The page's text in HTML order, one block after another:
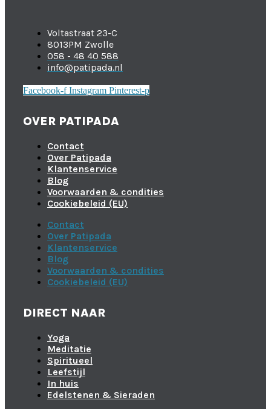
Voltastraat 23-C
8013PM Zwolle
058 - 48 40 588
info@patipada.nl
Facebook-f Instagram Pinterest-p
OVER PATIPADA
Contact
Over Patipada
Klantenservice
Blog
Voorwaarden & condities
Cookiebeleid (EU)
Contact
Over Patipada
Klantenservice
Blog
Voorwaarden & condities
Cookiebeleid (EU)
DIRECT NAAR
Yoga
Meditatie
Spiritueel
Leefstijl
In huis
Edelstenen & Sieraden